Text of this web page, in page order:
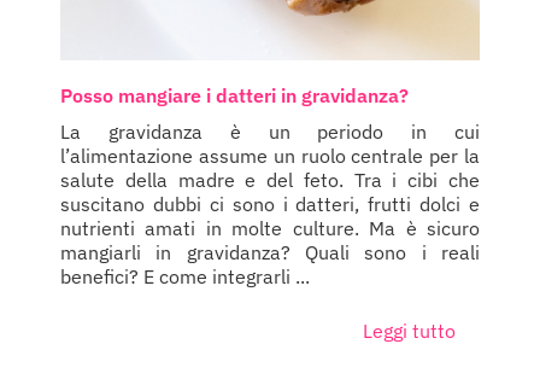
Posso mangiare i datteri in gravidanza?
La gravidanza è un periodo in cui
l’alimentazione assume un ruolo centrale per la
salute della madre e del feto. Tra i cibi che
suscitano dubbi ci sono i datteri, frutti dolci e
nutrienti amati in molte culture. Ma è sicuro
mangiarli in gravidanza? Quali sono i reali
benefici? E come integrarli ...
Leggi tutto